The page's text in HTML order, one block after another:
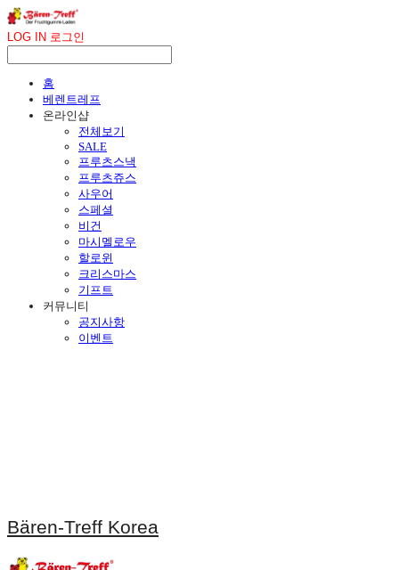
LOG IN 로그인
홈
베렌트레프
온라인샵
전체보기
SALE
프루츠스낵
프루츠쥬스
사우어
스페셜
비건
마시멜로우
할로윈
크리스마스
기프트
커뮤니티
공지사항
이벤트
Bären-Treff Korea